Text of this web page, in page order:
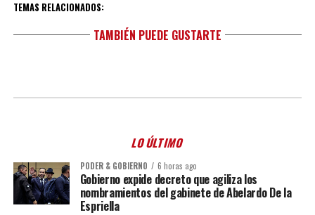
TEMAS RELACIONADOS:
TAMBIÉN PUEDE GUSTARTE
LO ÚLTIMO
PODER & GOBIERNO 6 horas ago
Gobierno expide decreto que agiliza los
nombramientos del gabinete de Abelardo De la
Espriella